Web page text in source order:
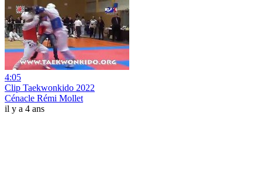
4:05
Clip Taekwonkido 2022
Cénacle Rémi Mollet
il y a 4 ans